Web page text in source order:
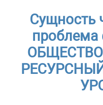
Сущность